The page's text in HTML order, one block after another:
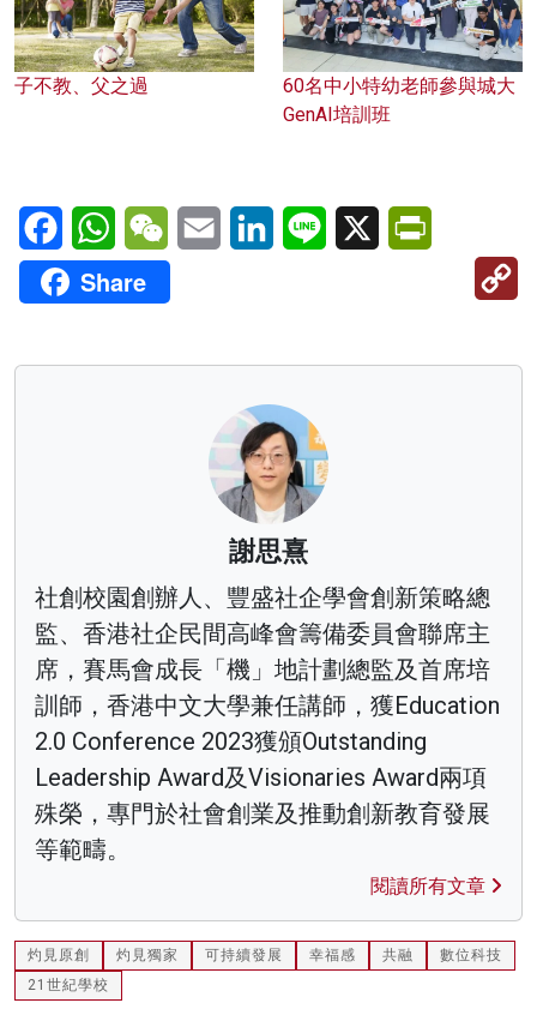
子不教、父之過
60名中小特幼老師參與城大
GenAI培訓班
FacebookWhatsAppWeChatEmail LinkedInLine X
Share
謝思熹
社創校園創辦人、豐盛社企學會創新策略總
監、香港社企民間高峰會籌備委員會聯席主
席，賽馬會成長「機」地計劃總監及首席培
訓師，香港中文大學兼任講師，獲Education
2.0 Conference 2023獲頒Outstanding
Leadership Award及Visionaries Award兩項
殊榮，專門於社會創業及推動創新教育發展
等範疇。
閱讀所有文章
灼見原創 灼見獨家 可持續發展 幸福感 共融
數位科技
21世紀學校